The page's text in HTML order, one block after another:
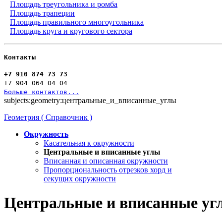
Площадь треугольника и ромба
Площадь трапеции
Площадь правильного многоугольника
Площадь круга и кругового сектора
Контакты
+7 910 874 73 73
+7 904 064 04 04
Больше контактов...
subjects:geometry:центральные_и_вписанные_углы
Геометрия ( Справочник )
Окружность
Касательная к окружности
Центральные и вписанные углы
Вписанная и описанная окружности
Пропорциональность отрезков хорд и
секущих окружности
Центральные и вписанные